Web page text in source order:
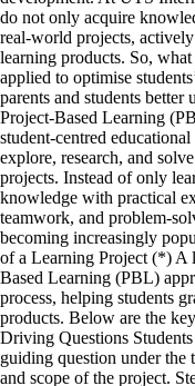
do not only acquire
real-world projects,
learning products. So,
applied to optimise
parents and students
Project-Based Learning
student-centred
explore, research, and
projects. Instead of only
knowledge with practical
teamwork, and problem-
becoming increasingly
of a Learning Project (*) A
Based Learning (PBL)
process, helping students
products. Below are the
Driving Questions
guiding question under the
and scope of the project.